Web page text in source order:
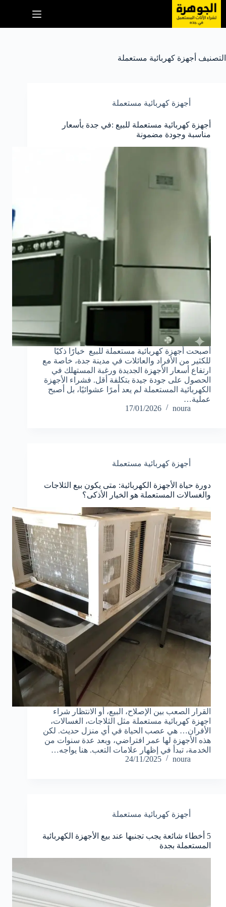
التجاوز
إلى
المحتوى
التصنيف أجهزة كهربائية مستعملة
أجهزة كهربائية مستعملة
أجهزة كهربائية مستعملة للبيع :في جدة بأسعار
مناسبة وجودة مضمونة
أصبحت أجهزة كهربائية مستعملة للبيع خيارًا ذكيًا
للكثير من الأفراد والعائلات في مدينة جدة، خاصة مع
ارتفاع أسعار الأجهزة الجديدة ورغبة المستهلك في
الحصول على جودة جيدة بتكلفة أقل. فشراء الأجهزة
الكهربائية المستعملة لم يعد أمرًا عشوائيًا، بل أصبح
عملية…
noura
17/01/2026
أجهزة كهربائية مستعملة
دورة حياة الأجهزة الكهربائية: متى يكون بيع الثلاجات
والغسالات المستعملة هو الخيار الأذكى؟
القرار الصعب بين الإصلاح، البيع، أو الانتظار شراء
اجهزة كهربائية مستعملة مثل الثلاجات، الغسالات،
الأفران… هي عصب الحياة في أي منزل حديث. لكن
هذه الأجهزة لها عمر افتراضي، وبعد عدة سنوات من
الخدمة، تبدأ في إظهار علامات التعب. هنا يواجه…
noura
24/11/2025
أجهزة كهربائية مستعملة
5 أخطاء شائعة يجب تجنبها عند بيع الأجهزة الكهربائية
المستعملة بجدة